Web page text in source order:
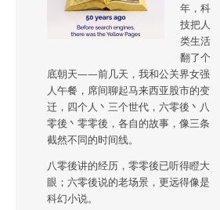
年，科
技把人
类生活
翻了个
底朝天——前几天，我和公关界女强
人午餐，席间聊起马来西亚股市的变
迁，四个人丶三个世代，六零後丶八
零後丶零零後，各自的故事，像三条
截然不同的时间线。
八零後讲的经历，零零後已听得瞪大
眼；六零後说的老场景，更远得像是
科幻小说。